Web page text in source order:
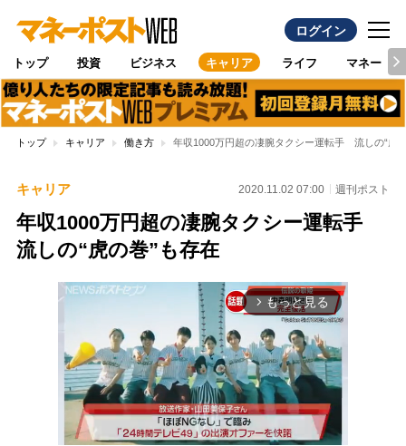
ログイン
トップ 投資 ビジネス キャリア ライフ マネー
トップ キャリア 働き方 年収1000万円超の凄腕タクシー運転手 流しの“虎
キャリア 2020.11.02 07:00 週刊ポスト
年収1000万円超の凄腕タクシー運転手
流しの“虎の巻”も存在
arrow_forward_ios もっと見る